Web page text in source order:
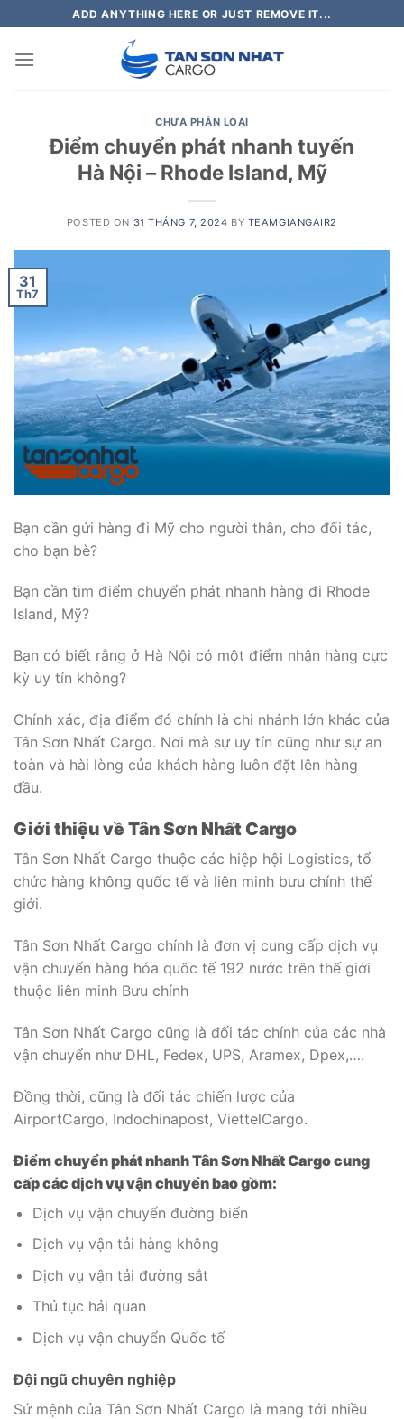
to
content
ADD ANYTHING HERE OR JUST REMOVE IT...
CHƯA PHÂN LOẠI
Điểm chuyển phát nhanh tuyến
Hà Nội – Rhode Island, Mỹ
POSTED ON 31 THÁNG 7, 2024 BY TEAMGIANGAIR2
31
Th7
Bạn cần gửi hàng đi Mỹ cho người thân, cho đối tác,
cho bạn bè?
Bạn cần tìm điểm chuyển phát nhanh hàng đi Rhode
Island, Mỹ?
Bạn có biết rằng ở Hà Nội có một điểm nhận hàng cực
kỳ uy tín không?
Chính xác, địa điểm đó chính là chi nhánh lớn khác của
Tân Sơn Nhất Cargo. Nơi mà sự uy tín cũng như sự an
toàn và hài lòng của khách hàng luôn đặt lên hàng
đầu.
Giới thiệu về Tân Sơn Nhất Cargo
Tân Sơn Nhất Cargo thuộc các hiệp hội Logistics, tổ
chức hàng không quốc tế và liên minh bưu chính thế
giới.
Tân Sơn Nhất Cargo chính là đơn vị cung cấp dịch vụ
vận chuyển hàng hóa quốc tế 192 nước trên thế giới
thuộc liên minh Bưu chính
Tân Sơn Nhất Cargo cũng là đối tác chính của các nhà
vận chuyển như DHL, Fedex, UPS, Aramex, Dpex,….
Đồng thời, cũng là đối tác chiến lược của
AirportCargo, Indochinapost, ViettelCargo.
Điểm chuyển phát nhanh Tân Sơn Nhất Cargo cung
cấp các dịch vụ vận chuyển bao gồm:
Dịch vụ vận chuyển đường biển
Dịch vụ vận tải hàng không
Dịch vụ vận tải đường sắt
Thủ tục hải quan
Dịch vụ vận chuyển Quốc tế
Đội ngũ chuyên nghiệp
Sứ mệnh của Tân Sơn Nhất Cargo là mang tới nhiều